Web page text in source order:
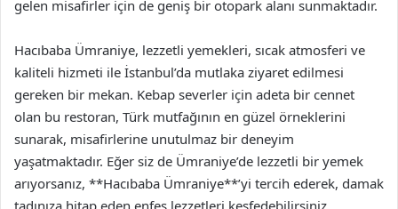
gelen misafirler için de geniş bir otopark alanı sunmaktadır.
Hacıbaba Ümraniye, lezzetli yemekleri, sıcak atmosferi ve
kaliteli hizmeti ile İstanbul’da mutlaka ziyaret edilmesi
gereken bir mekan. Kebap severler için adeta bir cennet
olan bu restoran, Türk mutfağının en güzel örneklerini
sunarak, misafirlerine unutulmaz bir deneyim
yaşatmaktadır. Eğer siz de Ümraniye’de lezzetli bir yemek
arıyorsanız, **Hacıbaba Ümraniye**’yi tercih ederek, damak
tadınıza hitap eden enfes lezzetleri keşfedebilirsiniz.